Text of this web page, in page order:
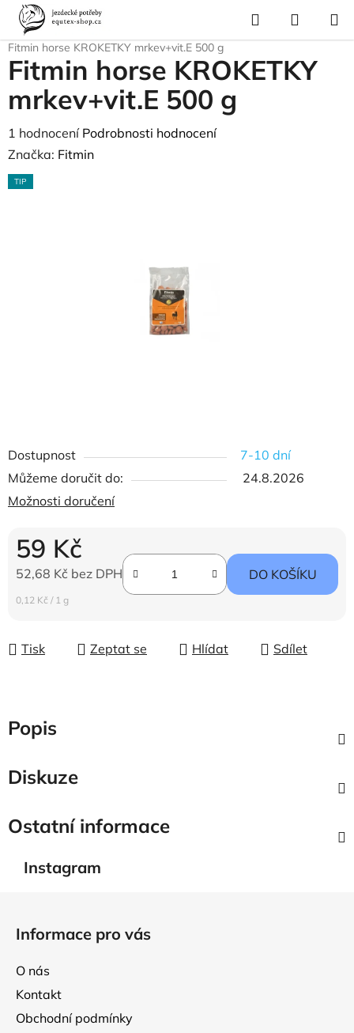
Přejít
obsah
Hledat
KOŠÍK
Domů
Krmivo a vitamíny
Fitmin horse KROKETKY mrkev+vit.E 500 g
Dostupnost
7-10 dní
Můžeme doručit do:
24.8.2026
Možnosti doručení
59 Kč
52,68 Kč bez DPH
Měrná cena:
0,12 Kč / 1 g
DO KOŠÍKU
Tisk Zeptat se Hlídat Sdílet
Fitmin horse KROKETKY
mrkev+vit.E 500 g
Průměrné
hodnocení
produktu
1 hodnocení Podrobnosti hodnocení
Značka: Fitmin
TIP
Popis
Diskuze
Ostatní informace
Instagram
Informace pro vás
O nás
Kontakt
Obchodní podmínky